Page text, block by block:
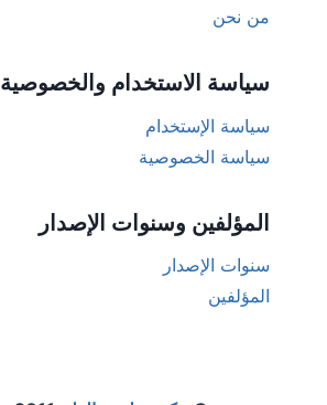
من نحن
سياسة الاستخدام والخصوصية
سياسة الإستخدام
سياسة الخصوصية
المؤلفين وسنوات الإصدار
سنوات الإصدار
المؤلفين